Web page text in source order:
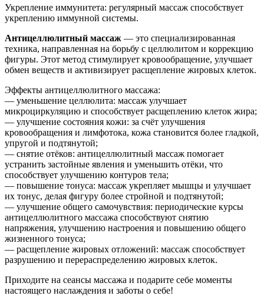
Укрепление иммунитета: регулярный массаж способствует
укреплению иммунной системы.
Антицеллюлитный массаж — это специализированная
техника, направленная на борьбу с целлюлитом и коррекцию
фигуры. Этот метод стимулирует кровообращение, улучшает
обмен веществ и активизирует расщепление жировых клеток.
Эффекты антицеллюлитного массажа:
— уменьшение целлюлита: массаж улучшает
микроциркуляцию и способствует расщеплению клеток жира;
— улучшение состояния кожи: за счёт улучшения
кровообращения и лимфотока, кожа становится более гладкой,
упругой и подтянутой;
— снятие отёков: антицеллюлитный массаж помогает
устранить застойные явления и уменьшить отёки, что
способствует улучшению контуров тела;
— повышение тонуса: массаж укрепляет мышцы и улучшает
их тонус, делая фигуру более стройной и подтянутой;
— улучшение общего самочувствия: периодические курсы
антицеллюлитного массажа способствуют снятию
напряжения, улучшению настроения и повышению общего
жизненного тонуса;
— расщепление жировых отложений: массаж способствует
разрушению и перераспределению жировых клеток.
Приходите на сеансы массажа и подарите себе моменты
настоящего наслаждения и заботы о себе!